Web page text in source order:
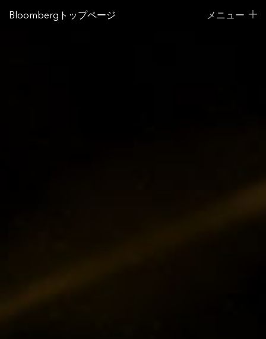
Bloombergトップページ メニュー